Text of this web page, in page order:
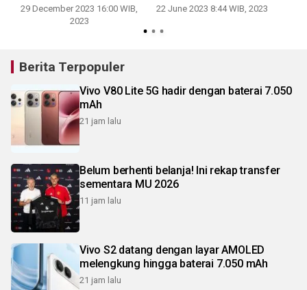
29 December 2023 16:00 WIB,
2023
22 June 2023 8:44 WIB, 2023
Berita Terpopuler
Vivo V80 Lite 5G hadir dengan baterai 7.050
mAh
21 jam lalu
Belum berhenti belanja! Ini rekap transfer
sementara MU 2026
11 jam lalu
Vivo S2 datang dengan layar AMOLED
melengkung hingga baterai 7.050 mAh
21 jam lalu